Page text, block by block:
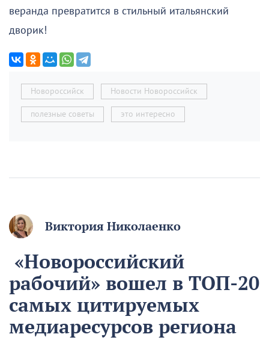
веранда превратится в стильный итальянский
дворик!
Новороссийск Новости Новороссийск
полезные советы это интересно
Виктория Николаенко
«Новороссийский
рабочий» вошел в ТОП-20
самых цитируемых
медиаресурсов региона